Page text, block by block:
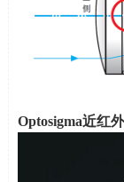
Optosigma近红